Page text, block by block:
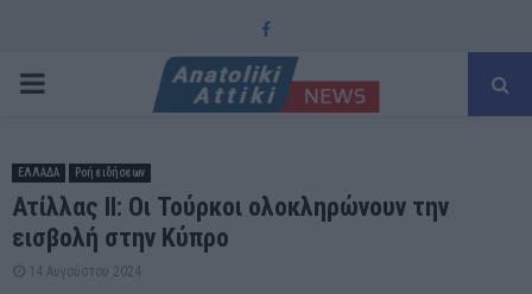
Facebook
PRIMARY
ΕΛΛΑΔΑ Ροή ειδήσεων
Ατίλλας ΙΙ: Οι Τούρκοι ολοκληρώνουν την
εισβολή στην Κύπρο
14 Αυγούστου 2024